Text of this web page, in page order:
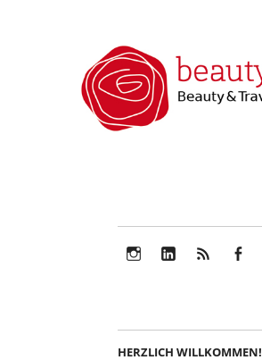
HERZLICH WILLKOMMEN!